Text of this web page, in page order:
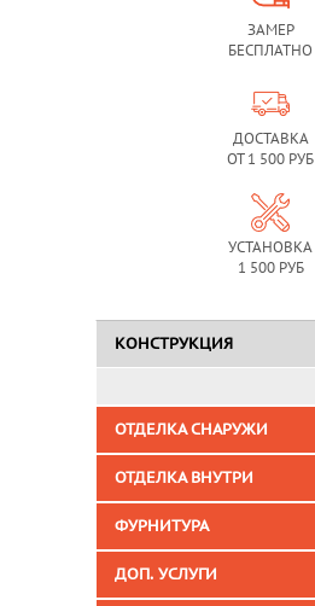
ЗАМЕР
БЕСПЛАТНО
ДОСТАВКА
ОТ 1 500 РУБ
УСТАНОВКА
1 500 РУБ
КОНСТРУКЦИЯ
ОТДЕЛКА СНАРУЖИ
ОТДЕЛКА ВНУТРИ
ФУРНИТУРА
ДОП. УСЛУГИ